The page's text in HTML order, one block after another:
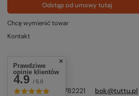
Odstąp od umowy tutaj
Chcę wymienić towar
Kontakt
514514055 327782221 bok@tuttu.pl
Prawdziwe
opinie klientów
4.9 / 5.0